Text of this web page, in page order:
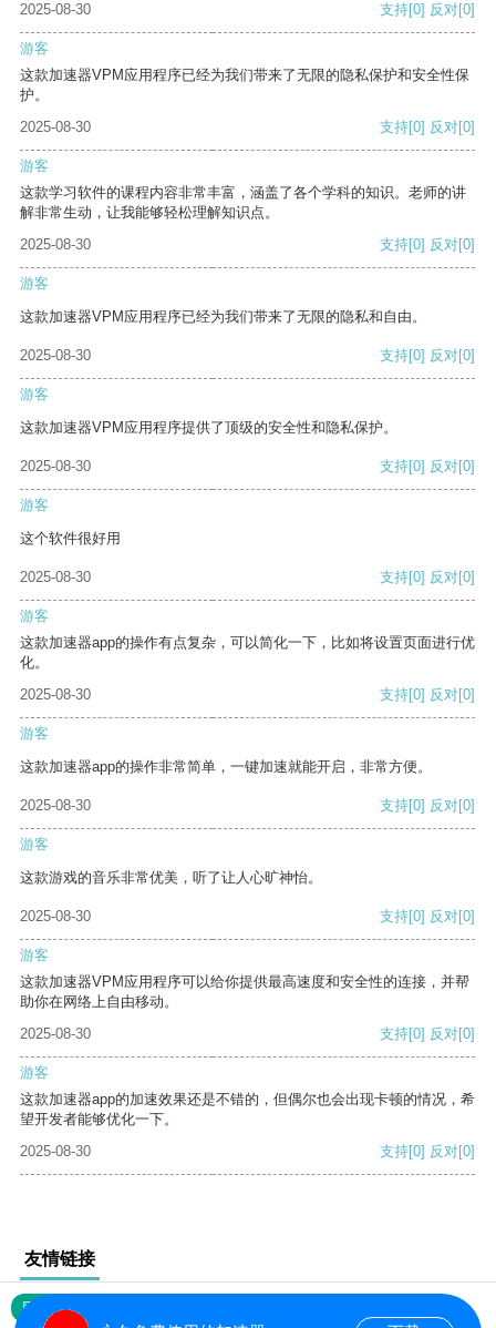
2025-08-30
支持[0] 反对[0]
游客
这款加速器VPM应用程序已经为我们带来了无限的隐私保护和安全性保
护。
2025-08-30
支持[0] 反对[0]
游客
这款学习软件的课程内容非常丰富，涵盖了各个学科的知识。老师的讲
解非常生动，让我能够轻松理解知识点。
2025-08-30
支持[0] 反对[0]
游客
这款加速器VPM应用程序已经为我们带来了无限的隐私和自由。
2025-08-30 支持[0] 反对[0]
游客
这款加速器VPM应用程序提供了顶级的安全性和隐私保护。
2025-08-30 支持[0] 反对[0]
游客
这个软件很好用
2025-08-30 支持[0] 反对[0]
游客
这款加速器app的操作有点复杂，可以简化一下，比如将设置页面进行优
化。
2025-08-30
支持[0] 反对[0]
游客
这款加速器app的操作非常简单，一键加速就能开启，非常方便。
2025-08-30 支持[0] 反对[0]
游客
这款游戏的音乐非常优美，听了让人心旷神怡。
2025-08-30 支持[0] 反对[0]
游客
这款加速器VPM应用程序可以给你提供最高速度和安全性的连接，并帮
助你在网络上自由移动。
2025-08-30
支持[0] 反对[0]
游客
这款加速器app的加速效果还是不错的，但偶尔也会出现卡顿的情况，希
望开发者能够优化一下。
2025-08-30
支持[0] 反对[0]
友情链接
网站地图